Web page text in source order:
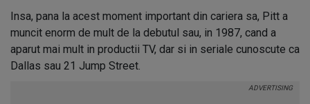
Insa, pana la acest moment important din cariera sa, Pitt a
muncit enorm de mult de la debutul sau, in 1987, cand a
aparut mai mult in productii TV, dar si in seriale cunoscute ca
Dallas sau 21 Jump Street.